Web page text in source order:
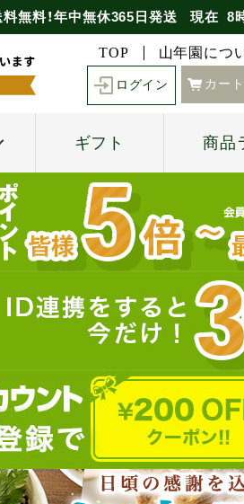
無料！年中無休365日発送 現在 8
TOP 山年園につ
ログイン カート
ギフト 商品